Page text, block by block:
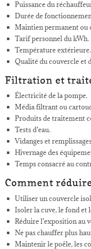
Puissance du
Durée de
Maintien permanent ou
Tarif personnel du kWh.
Température extérieure.
Qualité du couvercle et
Filtration et
Électricité de la pompe.
Média filtrant ou
Produits de traitement
Tests d’eau.
Vidanges et
Hivernage des
Temps consacré au
Comment
Utiliser un couvercle
Isoler la cuve, le fond et
Réduire l’exposition au
Ne pas chauffer plus
Maintenir le poêle, les